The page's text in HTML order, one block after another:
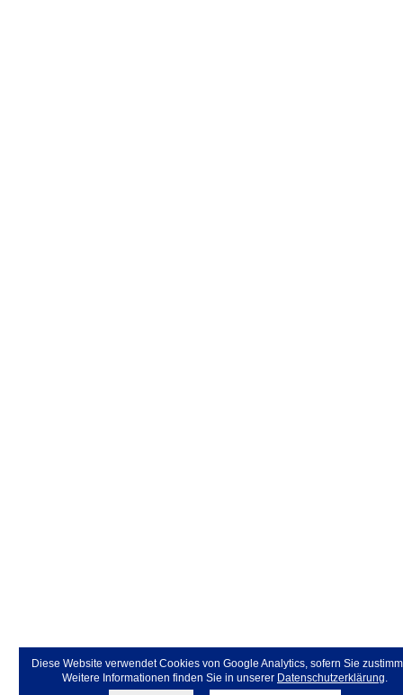
Diese Website verwendet Cookies von Google Analytics, sofern Sie
Weitere Informationen finden Sie in unserer Datenschutzerklärung.